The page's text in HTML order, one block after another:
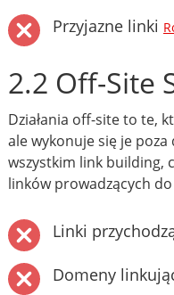
Przyjazne linki
2.2 Off-Site
Działania off-site to te,
ale wykonuje się je
wszystkim link building,
linków prowadzących
Linki
Domeny